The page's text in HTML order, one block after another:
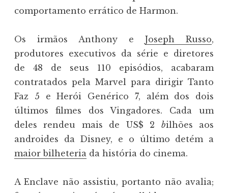
comportamento errático de Harmon.
Os irmãos Anthony e Joseph Russo,
produtores executivos da série e diretores
de 48 de seus 110 episódios, acabaram
contratados pela Marvel para dirigir Tanto
Faz 5 e Herói Genérico 7, além dos dois
últimos filmes dos Vingadores. Cada um
deles rendeu mais de US$ 2 bilhões aos
androides da Disney, e o último detém a
maior bilheteria da história do cinema.
A Enclave não assistiu, portanto não avalia;